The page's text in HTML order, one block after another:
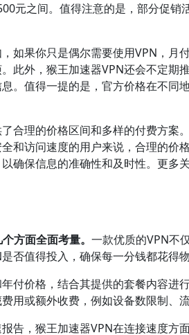
元之间。值得注意的是，部分促销
如果你只是偶尔需要使用VPN，月
此外，猴王加速器VPN还会不定期
。值得一提的是，官方价格在不同
理的价格区间和多样的付费方案
访问速度的用户来说，合理的价
确保信息的准确性和及时性。更多
方面全面考量。 一款优质的VPN不
否值得投入，确保每一分钱都花得物
价格，结合其提供的套餐内容进
或额外收费，例如设备数限制、
告，猴王加速器VPN在连接速度方